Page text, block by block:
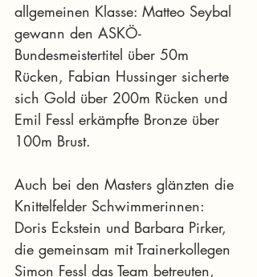
allgemeinen Klasse: Matteo Seybal
gewann den ASKÖ-
Bundesmeistertitel über 50m
Rücken, Fabian Hussinger sicherte
sich Gold über 200m Rücken und
Emil Fessl erkämpfte Bronze über
100m Brust.
Auch bei den Masters glänzten die
Knittelfelder Schwimmerinnen:
Doris Eckstein und Barbara Pirker,
die gemeinsam mit Trainerkollegen
Simon Fessl das Team betreuten,